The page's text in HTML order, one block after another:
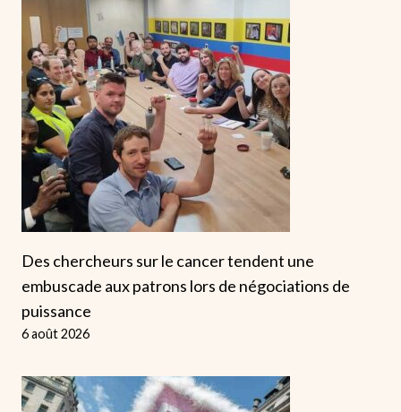
Des chercheurs sur le cancer tendent une
embuscade aux patrons lors de négociations de
puissance
6 août 2026